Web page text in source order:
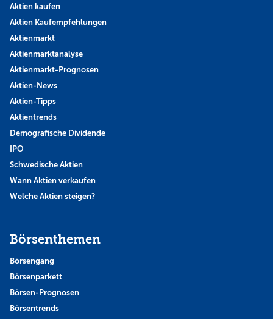
Aktien kaufen
Aktien Kaufempfehlungen
Aktienmarkt
Aktienmarktanalyse
Aktienmarkt-Prognosen
Aktien-News
Aktien-Tipps
Aktientrends
Demografische Dividende
IPO
Schwedische Aktien
Wann Aktien verkaufen
Welche Aktien steigen?
Börsenthemen
Börsengang
Börsenparkett
Börsen-Prognosen
Börsentrends